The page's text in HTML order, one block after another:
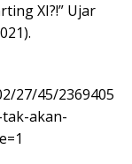
XI?!” Ujar
27/45/2369405
akan-